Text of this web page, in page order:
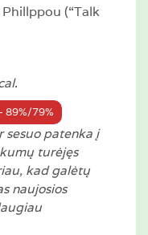
(“Talk
.
89%/79%
sesuo patenka į
turėjęs
kad galėtų
naujosios